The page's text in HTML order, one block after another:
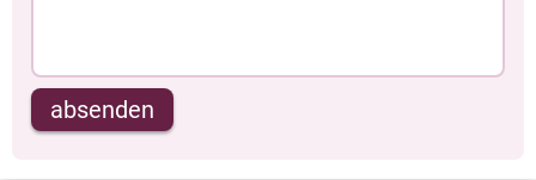
absenden